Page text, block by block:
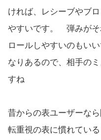
ければ、レシーブやブ
やすいです。 弾みがそ
ロールしやすいのもい
なりあるので、相手の
すね
昔からの表ユーザーな
転重視の表に慣れてい